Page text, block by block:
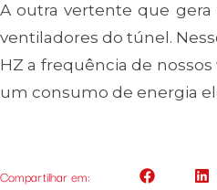
A outra vertente que
ventiladores do túnel.
HZ a frequência de
um consumo de energia
Compartilhar em: